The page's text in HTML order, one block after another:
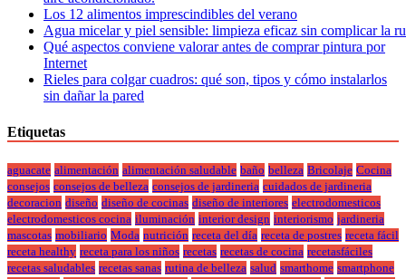
Los 12 alimentos imprescindibles del verano
Agua micelar y piel sensible: limpieza eficaz sin complicar la
Qué aspectos conviene valorar antes de comprar pintura por
Internet
Rieles para colgar cuadros: qué son, tipos y cómo instalarlos
sin dañar la pared
Etiquetas
aguacate alimentación alimentación saludable baño belleza Bricolaje Cocina
consejos consejos de belleza consejos de jardineria cuidados de jardineria
decoracion diseño diseño de cocinas diseño de interiores electrodomesticos
electrodomesticos cocina iluminación interior design interiorismo jardineria
mascotas mobiliario Moda nutrición receta del día receta de postres receta fácil
receta healthy receta para los niños recetas recetas de cocina recetasfáciles
recetas saludables recetas sanas rutina de belleza salud smarthome smartphone